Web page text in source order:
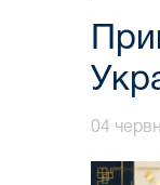
04